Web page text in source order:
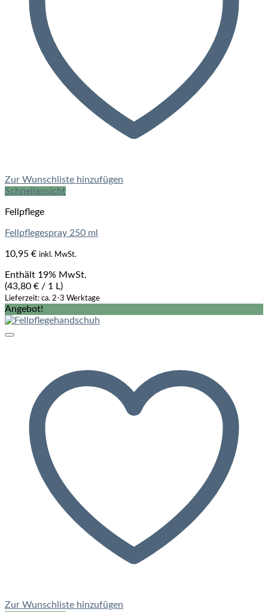
Zur Wunschliste hinzufügen
Schnellansicht
Fellpflege
Fellpflegespray 250 ml
10,95 € inkl. MwSt.
Enthält 19% MwSt.
(43,80 € / 1 L)
Lieferzeit: ca. 2-3 Werktage
Angebot!
Zur Wunschliste hinzufügen